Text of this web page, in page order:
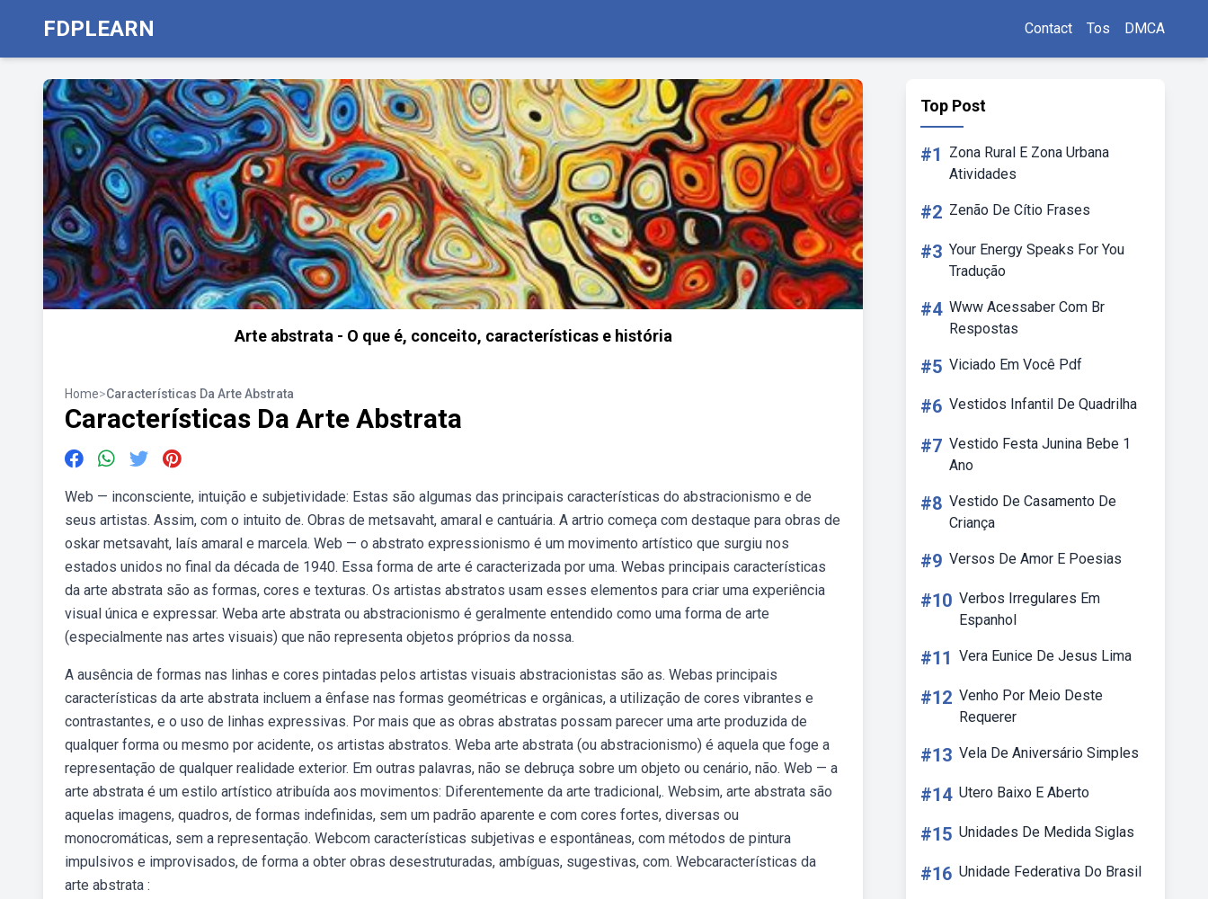
FDPLEARN Contact Tos DMCA
Arte abstrata - O que é, conceito, características e história
Home>Características Da Arte Abstrata
Características Da Arte Abstrata
Web — inconsciente, intuição e subjetividade: Estas são algumas das principais características do abstracionismo e de
seus artistas. Assim, com o intuito de. Obras de metsavaht, amaral e cantuária. A artrio começa com destaque para obras de
oskar metsavaht, laís amaral e marcela. Web — o abstrato expressionismo é um movimento artístico que surgiu nos
estados unidos no final da década de 1940. Essa forma de arte é caracterizada por uma. Webas principais características
da arte abstrata são as formas, cores e texturas. Os artistas abstratos usam esses elementos para criar uma experiência
visual única e expressar. Weba arte abstrata ou abstracionismo é geralmente entendido como uma forma de arte
(especialmente nas artes visuais) que não representa objetos próprios da nossa.
A ausência de formas nas linhas e cores pintadas pelos artistas visuais abstracionistas são as. Webas principais
características da arte abstrata incluem a ênfase nas formas geométricas e orgânicas, a utilização de cores vibrantes e
contrastantes, e o uso de linhas expressivas. Por mais que as obras abstratas possam parecer uma arte produzida de
qualquer forma ou mesmo por acidente, os artistas abstratos. Weba arte abstrata (ou abstracionismo) é aquela que foge a
representação de qualquer realidade exterior. Em outras palavras, não se debruça sobre um objeto ou cenário, não. Web — a
arte abstrata é um estilo artístico atribuída aos movimentos: Diferentemente da arte tradicional,. Websim, arte abstrata são
aquelas imagens, quadros, de formas indefinidas, sem um padrão aparente e com cores fortes, diversas ou
monocromáticas, sem a representação. Webcom características subjetivas e espontâneas, com métodos de pintura
impulsivos e improvisados, de forma a obter obras desestruturadas, ambíguas, sugestivas, com. Webcaracterísticas da
arte abstrata :
Top Post
#1
Zona Rural E Zona Urbana
Atividades
#2 Zenão De Cítio Frases
#3 Your Energy Speaks For You
Tradução
#4 Www Acessaber Com Br
Respostas
#5 Viciado Em Você Pdf
#6 Vestidos Infantil De Quadrilha
#7 Vestido Festa Junina Bebe 1
Ano
#8 Vestido De Casamento De
Criança
#9 Versos De Amor E Poesias
#10 Verbos Irregulares Em
Espanhol
#11 Vera Eunice De Jesus Lima
#12 Venho Por Meio Deste
Requerer
#13 Vela De Aniversário Simples
#14 Utero Baixo E Aberto
#15 Unidades De Medida Siglas
#16 Unidade Federativa Do Brasil